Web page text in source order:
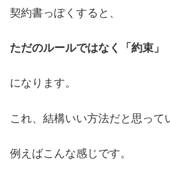
契約書っぽくすると、
ただのルールではなく「約束」
になります。
これ、結構いい方法だと思って
例えばこんな感じです。